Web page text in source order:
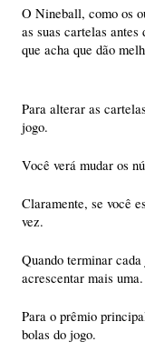
O Nineball, como os
as suas cartelas antes
que acha que dão
Para alterar as
jogo.
Você verá mudar os
Claramente, se você
vez.
Quando terminar
acrescentar mais
Para o prêmio
bolas do jogo.